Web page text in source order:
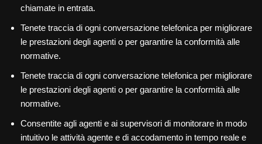
chiamate in entrata.
Tenete traccia di ogni conversazione telefonica per migliorare
le prestazioni degli agenti o per garantire la conformità alle
normative.
Tenete traccia di ogni conversazione telefonica per migliorare
le prestazioni degli agenti o per garantire la conformità alle
normative.
Consentite agli agenti e ai supervisori di monitorare in modo
intuitivo le attività agente e di accodamento in tempo reale e